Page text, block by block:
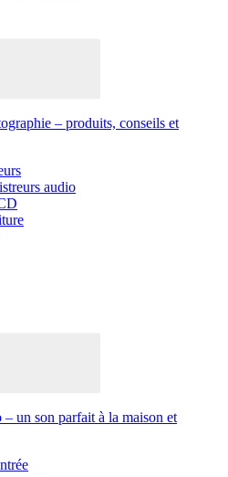
– produits, conseils et
audio
– un son parfait à la maison et